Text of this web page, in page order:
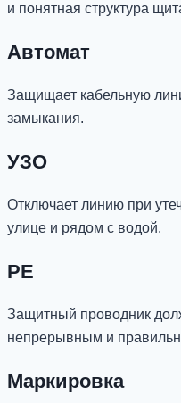
и понятная структура
Автомат
Защищает кабельную
замыкания.
УЗО
Отключает линию при
улице и рядом с водой.
PE
Защитный проводник
непрерывным и
Маркировка